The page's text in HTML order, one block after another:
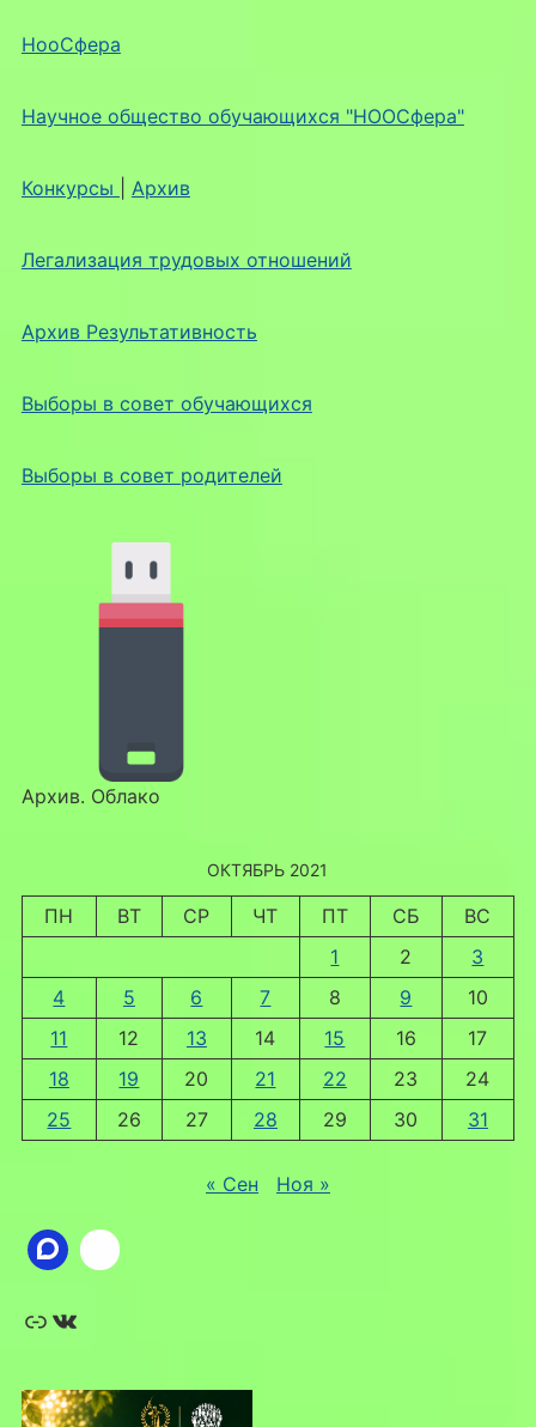
НооСфера
Научное общество обучающихся "НООСфера"
Конкурсы Архив
Легализация трудовых отношений
Архив Результативность
Выборы в совет обучающихся
Выборы в совет родителей
Архив. Облако
ОКТЯБРЬ 2021
ПН ВТ СР ЧТ ПТ СБ
ВС
1
2
3
4
5 6 7 8 9
10
11
12 13 14 15 16
17
18
19 20 21 22 23
24
25
26 27 28 29 30 31
« Сен Ноя »
Ссылка